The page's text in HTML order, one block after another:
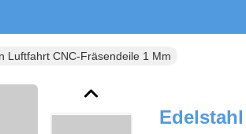
Luftfahrt CNC-Fräsendeile 1 Mm